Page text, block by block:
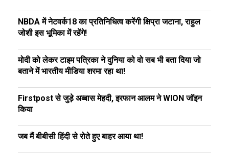
NBDA में नेटवर्क18 का प्रतिनिधित्व करेंगी क्षिप्रा जटाना, राहुल
जोशी इस भूमिका में रहेंगे!
मोदी को लेकर टाइम पत्रिका ने दुनिया को वो सब भी बता दिया जो
बताने में भारतीय मीडिया शरमा रहा था!
Firstpost से जुड़े अब्बास मेहदी, इरफान आलम ने WION जॉइन
किया
जब मैं बीबीसी हिंदी से रोते हुए बाहर आया था!